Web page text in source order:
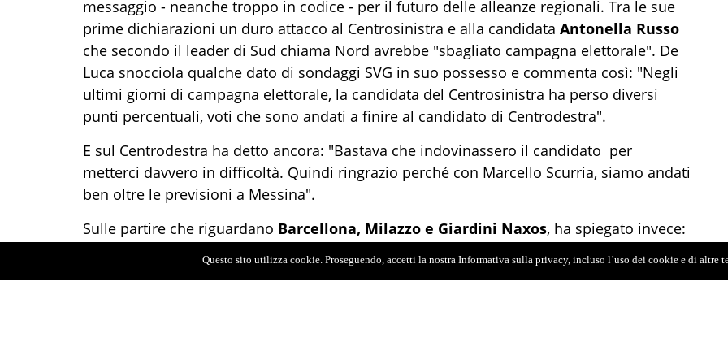
messaggio - neanche troppo in codice - per il futuro delle alleanze regionali. Tra le sue
prime dichiarazioni un duro attacco al Centrosinistra e alla candidata Antonella Russo
che secondo il leader di Sud chiama Nord avrebbe "sbagliato campagna elettorale". De
Luca snocciola qualche dato di sondaggi SVG in suo possesso e commenta così: "Negli
ultimi giorni di campagna elettorale, la candidata del Centrosinistra ha perso diversi
punti percentuali, voti che sono andati a finire al candidato di Centrodestra".
E sul Centrodestra ha detto ancora: "Bastava che indovinassero il candidato per
metterci davvero in difficoltà. Quindi ringrazio perché con Marcello Scurria, siamo andati
ben oltre le previsioni a Messina".
Sulle partire che riguardano Barcellona, Milazzo e Giardini Naxos, ha spiegato invece:
ha fatto un'ottima campagna elettorale. A Milazzo la situazione è più
Questo sito utilizza cookie. Proseguendo, accetti la nostra Informativa sulla privacy, incluso l’uso dei cookie e di altre